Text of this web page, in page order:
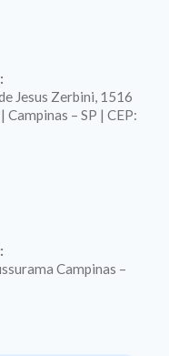
Jesus Zerbini, 1516
Campinas – SP | CEP:
Campinas –